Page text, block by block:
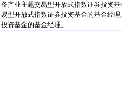
备产业主题交易型开放式指数证券投资
易型开放式指数证券投资基金的基金经
投资基金的基金经理。